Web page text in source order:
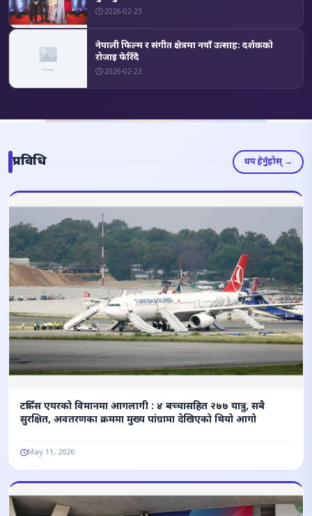
2026-02-23
नेपाली फिल्म र संगीत क्षेत्रमा नयाँ उत्साह: दर्शकको
रोजाइ फेरिँदै
2026-02-23
प्रविधि थप हेर्नुहोस् →
टर्किस एयरको विमानमा आगलागी : ४ बच्चासहित २७७ यात्रु, सबै
सुरक्षित, अवतरणका क्रममा मुख्य पांग्रामा देखिएको थियो आगो
May 11, 2026